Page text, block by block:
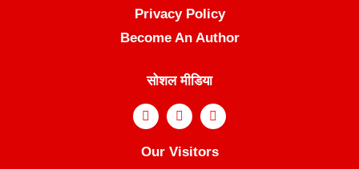
Privacy Policy
Become An Author
सोशल मीडिया
Our Visitors